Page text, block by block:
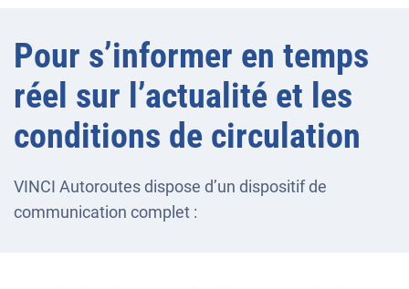
Pour s’informer en temps
réel sur l’actualité et les
conditions de circulation
VINCI Autoroutes dispose d’un dispositif de
communication complet :